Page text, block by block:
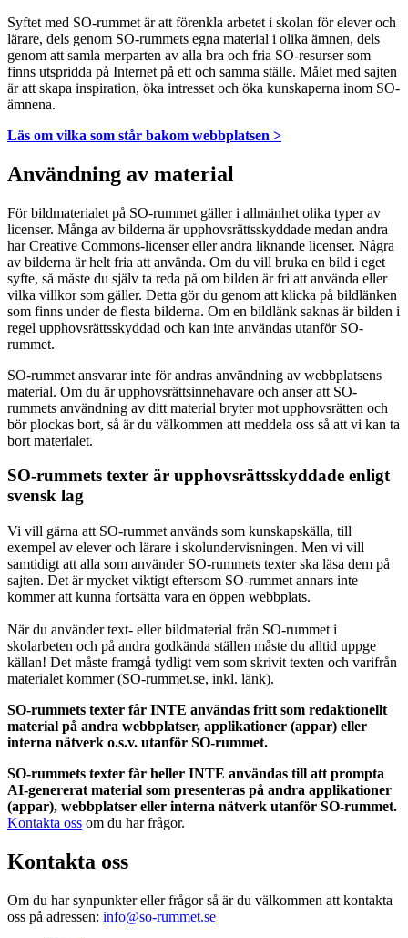
Syftet med SO-rummet är att förenkla arbetet i skolan för elever och
lärare, dels genom SO-rummets egna material i olika ämnen, dels
genom att samla merparten av alla bra och fria SO-resurser som
finns utspridda på Internet på ett och samma ställe. Målet med sajten
är att skapa inspiration, öka intresset och öka kunskaperna inom SO-
ämnena.
Läs om vilka som står bakom webbplatsen >
Användning av material
För bildmaterialet på SO-rummet gäller i allmänhet olika typer av
licenser. Många av bilderna är upphovsrättsskyddade medan andra
har Creative Commons-licenser eller andra liknande licenser. Några
av bilderna är helt fria att använda. Om du vill bruka en bild i eget
syfte, så måste du själv ta reda på om bilden är fri att använda eller
vilka villkor som gäller. Detta gör du genom att klicka på bildlänken
som finns under de flesta bilderna. Om en bildlänk saknas är bilden i
regel upphovsrättsskyddad och kan inte användas utanför SO-
rummet.
SO-rummet ansvarar inte för andras användning av webbplatsens
material. Om du är upphovsrättsinnehavare och anser att SO-
rummets användning av ditt material bryter mot upphovsrätten och
bör plockas bort, så är du välkommen att meddela oss så att vi kan ta
bort materialet.
SO-rummets texter är upphovsrättsskyddade enligt
svensk lag
Vi vill gärna att SO-rummet används som kunskapskälla, till
exempel av elever och lärare i skolundervisningen. Men vi vill
samtidigt att alla som använder SO-rummets texter ska läsa dem på
sajten. Det är mycket viktigt eftersom SO-rummet annars inte
kommer att kunna fortsätta vara en öppen webbplats.
När du använder text- eller bildmaterial från SO-rummet i
skolarbeten och på andra godkända ställen måste du alltid uppge
källan! Det måste framgå tydligt vem som skrivit texten och varifrån
materialet kommer (SO-rummet.se, inkl. länk).
SO-rummets texter får INTE användas fritt som redaktionellt
material på andra webbplatser, applikationer (appar) eller
interna nätverk o.s.v. utanför SO-rummet.
SO-rummets texter får heller INTE användas till att prompta
AI-genererat material som presenteras på andra applikationer
(appar), webbplatser eller interna nätverk utanför SO-rummet.
Kontakta oss om du har frågor.
Kontakta oss
Om du har synpunkter eller frågor så är du välkommen att kontakta
oss på adressen: info@so-rummet.se